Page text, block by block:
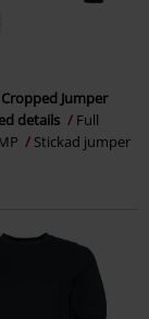
Jumper
details
Full
Stickad jumper